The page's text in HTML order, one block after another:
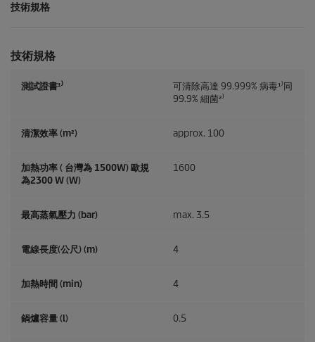
技術規格
技術規格
測試證書¹⁾
可清除高達 99.999% 病毒¹⁾同
99.9% 細菌²⁾
清潔效率 (m²) approx. 100
加熱功率 ( 台灣為 1500W) 歐規
為2300 W (W)
1600
最高蒸氣壓力 (bar) max. 3.5
電線長度(公尺) (m) 4
加熱時間 (min) 4
鍋爐容量 (l) 0.5